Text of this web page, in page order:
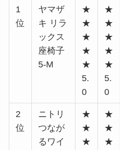
1
位
ヤマザ
キ リラ
ックス
座椅子
5-M
★
★
★
★
★
5.
0
★
★
★
★
★
5.
0
2
位
ニトリ
つなが
るワイ
★
★
★
★
★
★